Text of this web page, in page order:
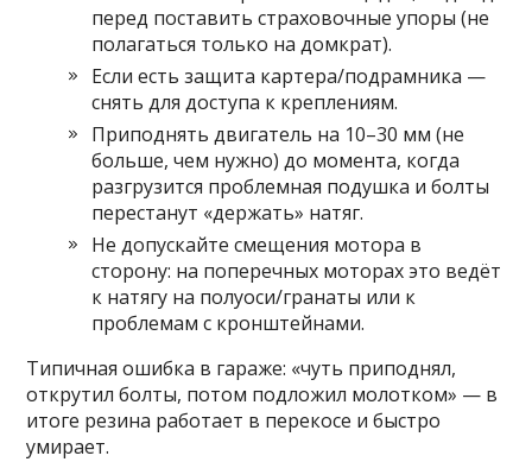
перед поставить страховочные упоры (не
полагаться только на домкрат).
Если есть защита картера/подрамника —
снять для доступа к креплениям.
Приподнять двигатель на 10–30 мм (не
больше, чем нужно) до момента, когда
разгрузится проблемная подушка и болты
перестанут «держать» натяг.
Не допускайте смещения мотора в
сторону: на поперечных моторах это ведёт
к натягу на полуоси/гранаты или к
проблемам с кронштейнами.
Типичная ошибка в гараже: «чуть приподнял,
открутил болты, потом подложил молотком» — в
итоге резина работает в перекосе и быстро
умирает.